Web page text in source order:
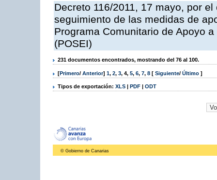
Decreto 116/2011, 17 mayo, por
seguimiento de las medidas de
Programa Comunitario de Apoyo
(POSEI)
231 documentos encontrados, mostrando del 76 al 100.
[Primero/ Anterior] 1, 2, 3, 4, 5, 6, 7, 8 [ Siguiente/ Último ]
Tipos de exportación: XLS | PDF | ODT
© Gobierno de Canarias